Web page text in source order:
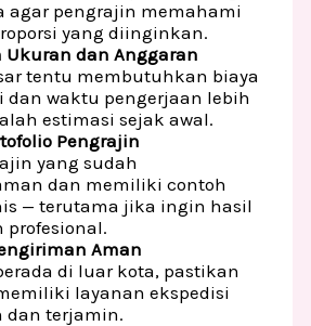
agar pengrajin memahami
yang diinginkan.
Ukuran dan Anggaran
tentu membutuhkan biaya
dan waktu pengerjaan lebih
estimasi sejak awal.
Pengrajin
yang sudah
dan memiliki contoh
— terutama jika ingin hasil
Aman
di luar kota, pastikan
layanan ekspedisi
dan terjamin.